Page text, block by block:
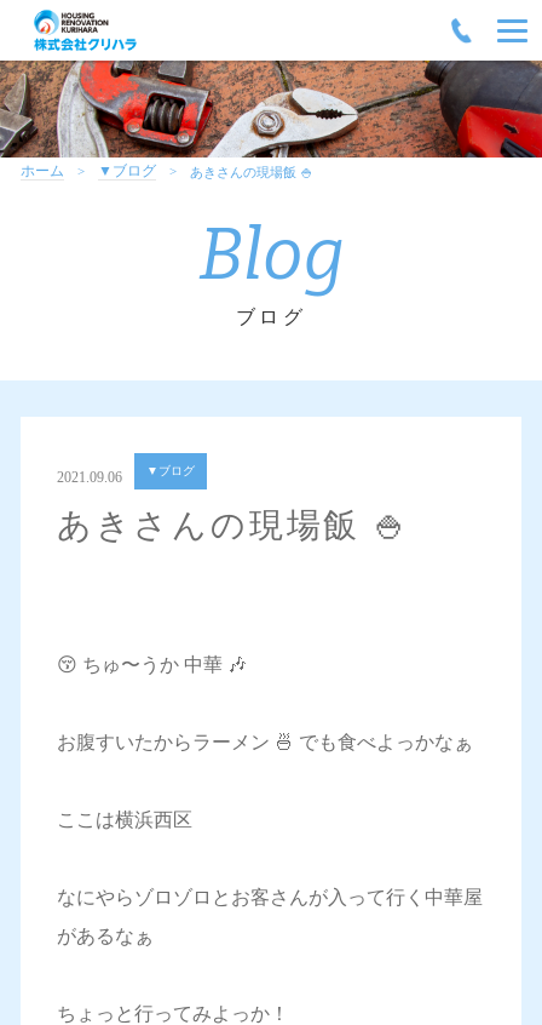
ホーム ▼ブログ あきさんの現場飯 🍚
Blog
ブログ
2021.09.06 ▼ブログ
あきさんの現場飯 🍚
😚 ちゅ〜うか 中華 🎶
お腹すいたからラーメン 🍜 でも食べよっかなぁ
ここは横浜西区
なにやらゾロゾロとお客さんが入って行く中華屋
があるなぁ
ちょっと行ってみよっか！